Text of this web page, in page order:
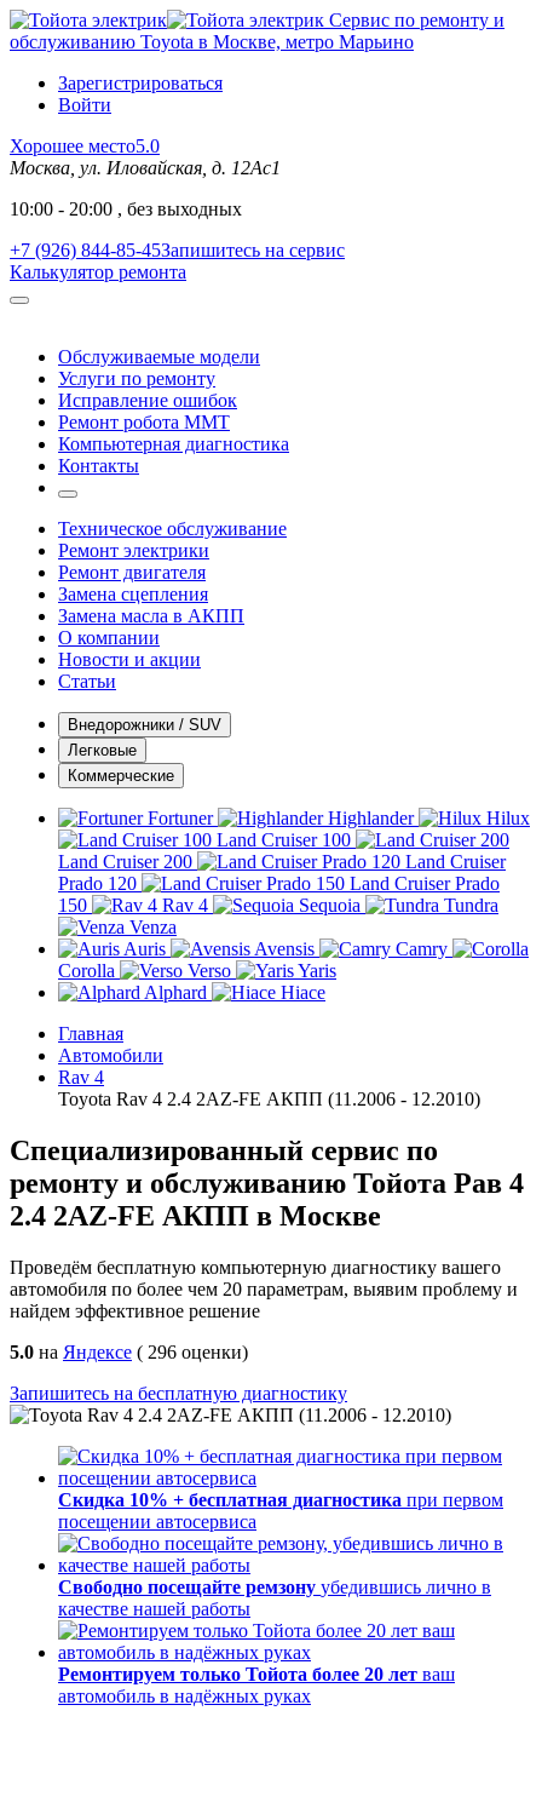
Сервис по ремонту и
обслуживанию Toyota в Москве, метро Марьино
Зарегистрироваться
Войти
Хорошее место5.0
Москва, ул. Иловайская, д. 12Ас1
10:00 - 20:00 , без выходных
+7 (926) 844-85-45Запишитесь на сервис
Калькулятор ремонта
Обслуживаемые модели
Услуги по ремонту
Исправление ошибок
Ремонт робота MMT
Компьютерная диагностика
Контакты
Техническое обслуживание
Ремонт электрики
Ремонт двигателя
Замена сцепления
Замена масла в АКПП
О компании
Новости и акции
Статьи
Внедорожники / SUV
Легковые
Коммерческие
Fortuner Highlander
Hilux
Land Cruiser 100
Land Cruiser 200
Land Cruiser
Prado 120
Land Cruiser Prado
150
Rav 4 Sequoia
Tundra
Venza
Auris
Avensis
Camry
Corolla
Verso
Yaris
Alphard
Hiace
Главная
Автомобили
Rav 4
Toyota Rav 4 2.4 2AZ-FE АКПП (11.2006 - 12.2010)
Специализированный сервис по
ремонту и обслуживанию Тойота Рав 4
2.4 2AZ-FE АКПП в Москве
Проведём бесплатную компьютерную диагностику вашего
автомобиля по более чем 20 параметрам, выявим проблему и
найдем эффективное решение
5.0 на Яндексе ( 296 оценки)
Запишитесь на бесплатную диагностику
Скидка 10% + бесплатная диагностика при первом
посещении автосервиса
Свободно посещайте ремзону убедившись лично в
качестве нашей работы
Ремонтируем только Тойота более 20 лет ваш
автомобиль в надёжных руках